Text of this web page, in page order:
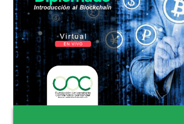
BIENESTAR
BIBLIOTECA
INVESTIGACIONES
EDUCACIÓN CONTINUA